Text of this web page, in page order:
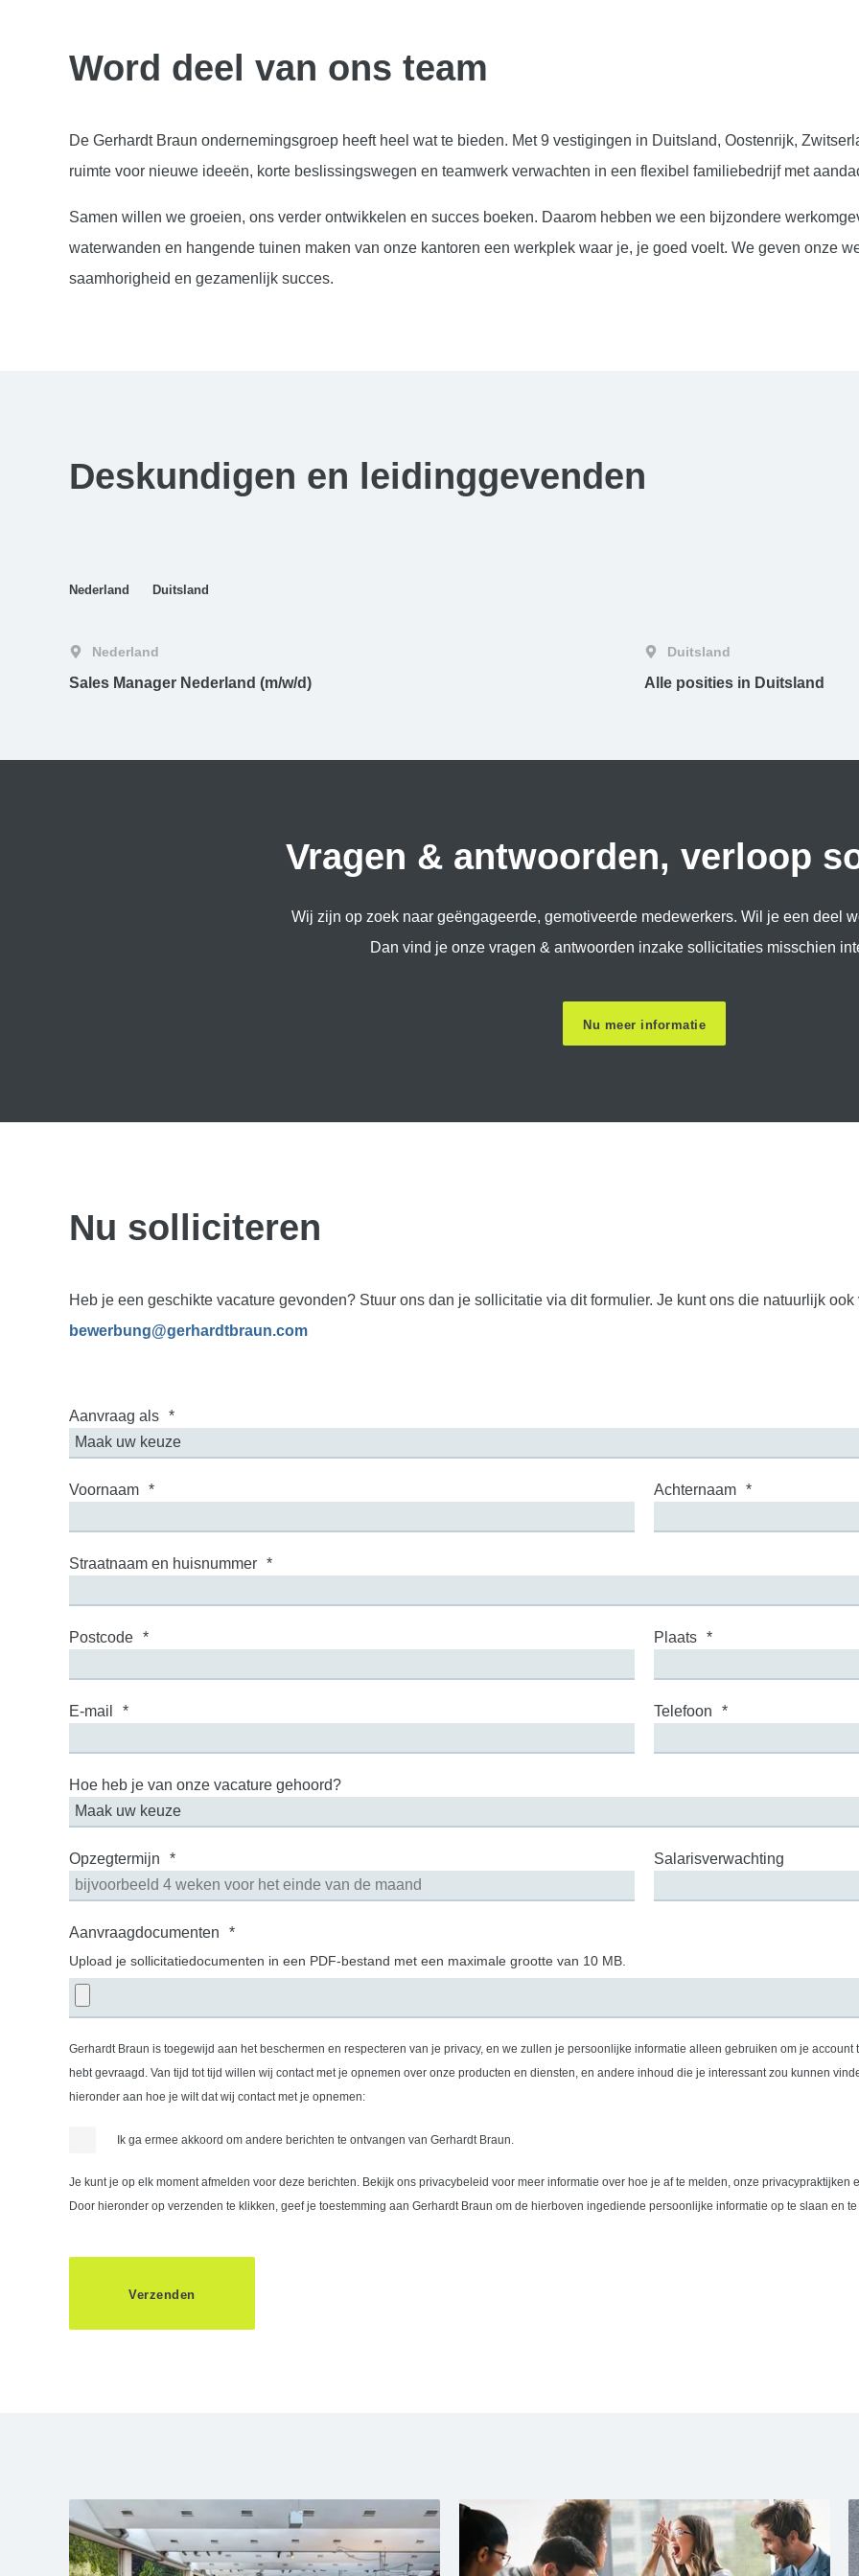
Word deel van ons team
De Gerhardt Braun ondernemingsgroep heeft heel wat te bieden. Met 9 vestigingen in Duitsland, Oostenrijk,
ruimte voor nieuwe ideeën, korte beslissingswegen en teamwerk verwachten in een flexibel familiebedrijf met
Samen willen we groeien, ons verder ontwikkelen en succes boeken. Daarom hebben we een bijzondere
waterwanden en hangende tuinen maken van onze kantoren een werkplek waar je, je goed voelt. We geven onze
saamhorigheid en gezamenlijk succes.
Deskundigen en leidinggevenden
Nederland Duitsland
Nederland
Sales Manager Nederland (m/w/d)
Duitsland
Alle posities in Duitsland
Vragen & antwoorden, verloop
Wij zijn op zoek naar geëngageerde, gemotiveerde medewerkers. Wil je een deel
Dan vind je onze vragen & antwoorden inzake sollicitaties misschien
Nu meer informatie
Nu solliciteren
Heb je een geschikte vacature gevonden? Stuur ons dan je sollicitatie via dit formulier. Je kunt ons die natuurlijk ook
bewerbung@gerhardtbraun.com
Aanvraag als *
Voornaam * Achternaam *
Straatnaam en huisnummer *
Postcode * Plaats *
E-mail * Telefoon *
Hoe heb je van onze vacature gehoord?
Opzegtermijn * Salarisverwachting
Aanvraagdocumenten *
Upload je sollicitatiedocumenten in een PDF-bestand met een maximale grootte van 10 MB.
Gerhardt Braun is toegewijd aan het beschermen en respecteren van je privacy, en we zullen je persoonlijke informatie alleen gebruiken om je
hebt gevraagd. Van tijd tot tijd willen wij contact met je opnemen over onze producten en diensten, en andere inhoud die je interessant zou kunnen vinden. Als je ermee instemt dat wij contact met je opnemen, vink
hieronder aan hoe je wilt dat wij contact met je opnemen:
Ik ga ermee akkoord om andere berichten te ontvangen van Gerhardt Braun.
Je kunt je op elk moment afmelden voor deze berichten. Bekijk ons privacybeleid voor meer informatie over hoe je af te melden, onze
Door hieronder op verzenden te klikken, geef je toestemming aan Gerhardt Braun om de hierboven ingediende persoonlijke informatie op te slaan en